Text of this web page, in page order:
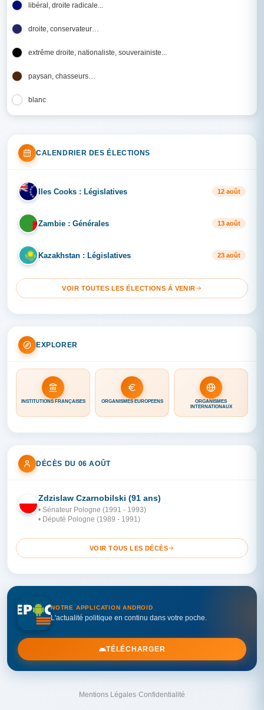
libéral, droite radicale...
droite, conservateur…
extrême droite, nationaliste, souverainiste...
paysan, chasseurs…
blanc
CALENDRIER DES ÉLECTIONS
IL Iles Cooks : Législatives 12 août
ZA Zambie : Générales 13 août
KA Kazakhstan : Législatives 23 août
VOIR TOUTES LES ÉLECTIONS À VENIR
EXPLORER
INSTITUTIONS FRANÇAISES ORGANISMES EUROPÉENS
ORGANISMES
INTERNATIONAUX
DÉCÈS DU 06 AOÛT
PO
Zdzislaw Czarnobilski (91 ans)
• Sénateur Pologne (1991 - 1993)
• Député Pologne (1989 - 1991)
VOIR TOUS LES DÉCÈS
NOTRE APPLICATION ANDROID
L'actualité politique en continu dans votre poche.
TÉLÉCHARGER
Mentions Légales·Confidentialité